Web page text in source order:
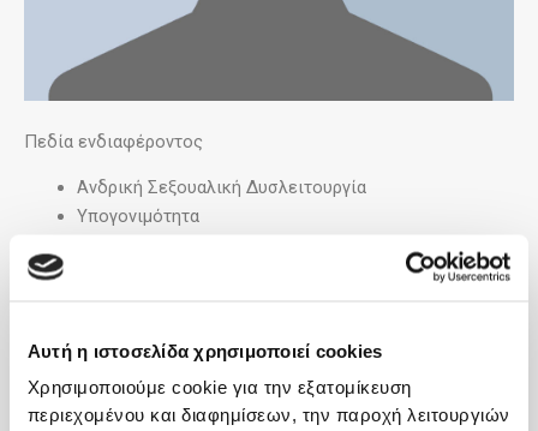
Αυτή η ιστοσελίδα χρησιμοποιεί cookies
Χρησιμοποιούμε cookie για την εξατομίκευση
περιεχομένου και διαφημίσεων, την παροχή λειτουργιών
Πεδία ενδιαφέροντος
Ανδρική Σεξουαλική Δυσλειτουργία
Υπογονιμότητα
Ελάχιστα Επεμβατική Ουρολογία (Λαπαροσκοπική,
Ενδοσκοπική Χειρουργική)